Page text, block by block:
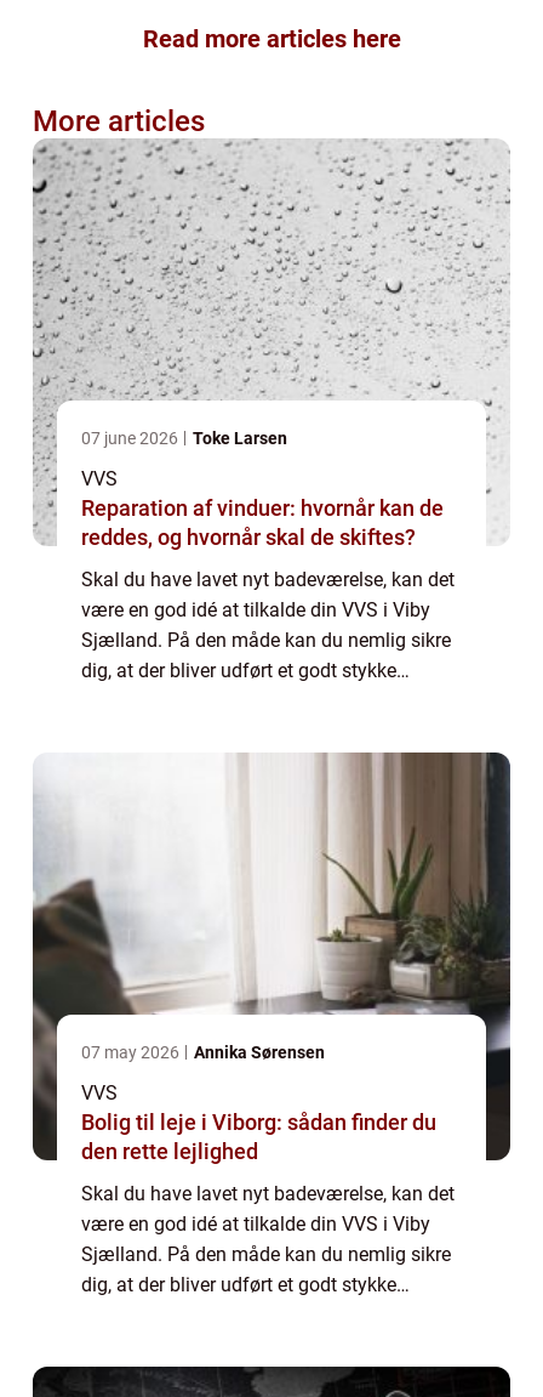
Read more articles here
More articles
07 june 2026 Toke Larsen
VVS
Reparation af vinduer: hvornår kan de
reddes, og hvornår skal de skiftes?
Skal du have lavet nyt badeværelse, kan det
være en god idé at tilkalde din VVS i Viby
Sjælland. På den måde kan du nemlig sikre
dig, at der bliver udført et godt stykke
07 may 2026 Annika Sørensen
VVS
Bolig til leje i Viborg: sådan finder du
den rette lejlighed
Skal du have lavet nyt badeværelse, kan det
være en god idé at tilkalde din VVS i Viby
Sjælland. På den måde kan du nemlig sikre
dig, at der bliver udført et godt stykke